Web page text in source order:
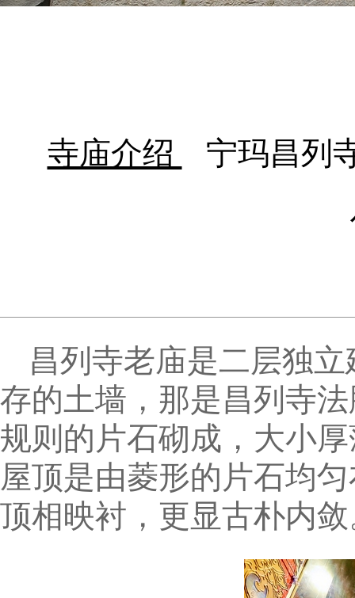
寺庙介绍
宁玛昌列
昌列寺老庙是二层独
存的土墙，那是昌列寺
规则的片石砌成，大小
屋顶是由菱形的片石均
顶相映衬，更显古朴内